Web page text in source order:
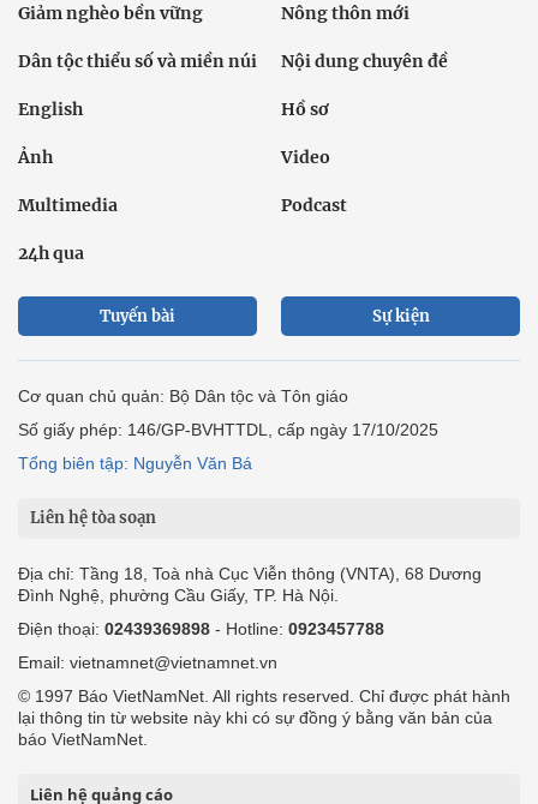
Giảm nghèo bền vững Nông thôn mới
Dân tộc thiểu số và miền núi Nội dung chuyên đề
English Hồ sơ
Ảnh Video
Multimedia Podcast
24h qua
Tuyến bài Sự kiện
Cơ quan chủ quản: Bộ Dân tộc và Tôn giáo
Số giấy phép: 146/GP-BVHTTDL, cấp ngày 17/10/2025
Tổng biên tập: Nguyễn Văn Bá
Liên hệ tòa soạn
Địa chỉ: Tầng 18, Toà nhà Cục Viễn thông (VNTA), 68 Dương
Đình Nghệ, phường Cầu Giấy, TP. Hà Nội.
Điện thoại: 02439369898 - Hotline: 0923457788
Email: vietnamnet@vietnamnet.vn
© 1997 Báo VietNamNet. All rights reserved. Chỉ được phát hành
lại thông tin từ website này khi có sự đồng ý bằng văn bản của
báo VietNamNet.
Liên hệ quảng cáo